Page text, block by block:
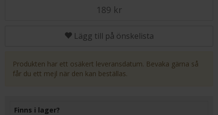
189 kr
Lägg till på önskelista
Produkten har ett osäkert leveransdatum. Bevaka gärna så
får du ett mejl när den kan beställas.
Finns i lager?